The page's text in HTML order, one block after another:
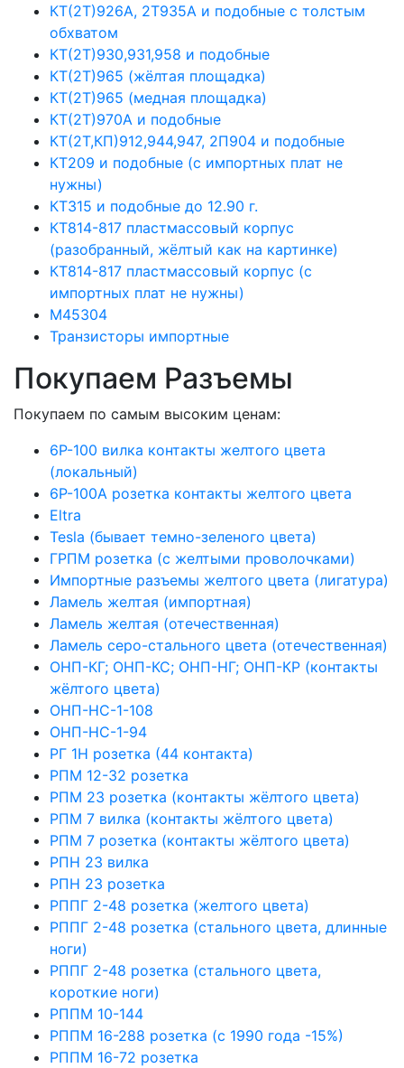
КТ(2Т)926А, 2Т935А и подобные с толстым
обхватом
КТ(2Т)930,931,958 и подобные
КТ(2Т)965 (жёлтая площадка)
КТ(2Т)965 (медная площадка)
КТ(2Т)970А и подобные
КТ(2Т,КП)912,944,947, 2П904 и подобные
КТ209 и подобные (с импортных плат не
нужны)
КТ315 и подобные до 12.90 г.
КТ814-817 пластмассовый корпус
(разобранный, жёлтый как на картинке)
КТ814-817 пластмассовый корпус (с
импортных плат не нужны)
М45304
Транзисторы импортные
Покупаем Разъемы
Покупаем по самым высоким ценам:
6Р-100 вилка контакты желтого цвета
(локальный)
6Р-100А розетка контакты желтого цвета
Eltra
Tesla (бывает темно-зеленого цвета)
ГРПМ розетка (с желтыми проволочками)
Импортные разъемы желтого цвета (лигатура)
Ламель желтая (импортная)
Ламель желтая (отечественная)
Ламель серо-стального цвета (отечественная)
ОНП-КГ; ОНП-КС; ОНП-НГ; ОНП-КР (контакты
жёлтого цвета)
ОНП-НС-1-108
ОНП-НС-1-94
РГ 1Н розетка (44 контакта)
РПМ 12-32 розетка
РПМ 23 розетка (контакты жёлтого цвета)
РПМ 7 вилка (контакты жёлтого цвета)
РПМ 7 розетка (контакты жёлтого цвета)
РПН 23 вилка
РПН 23 розетка
РППГ 2-48 розетка (желтого цвета)
РППГ 2-48 розетка (стального цвета, длинные
ноги)
РППГ 2-48 розетка (стального цвета,
короткие ноги)
РППМ 10-144
РППМ 16-288 розетка (с 1990 года -15%)
РППМ 16-72 розетка